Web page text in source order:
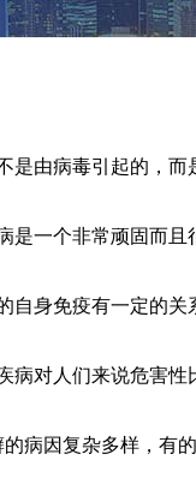
由病毒引起的，而
一个非常顽固而且
身免疫有一定的关
对人们来说危害性
病因复杂多样，有